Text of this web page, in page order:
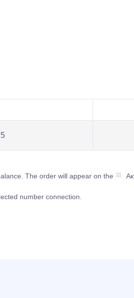
5
The order will appear on the
number connection.